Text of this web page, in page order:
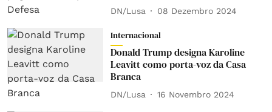
DN/Lusa 08 Dezembro 2024
Internacional
Donald Trump designa Karoline
Leavitt como porta-voz da Casa
Branca
DN/Lusa 16 Novembro 2024